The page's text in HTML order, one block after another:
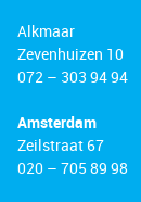
Alkmaar
Zevenhuizen 10
072 – 303 94 94
Amsterdam
Zeilstraat 67
020 – 705 89 98